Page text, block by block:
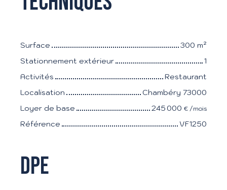
Surface 300 m²
Stationnement extérieur
1
Activités
Restaurant
Localisation
Chambéry 73000
Loyer de base
245 000 € /mois
Référence VF1250
DPE